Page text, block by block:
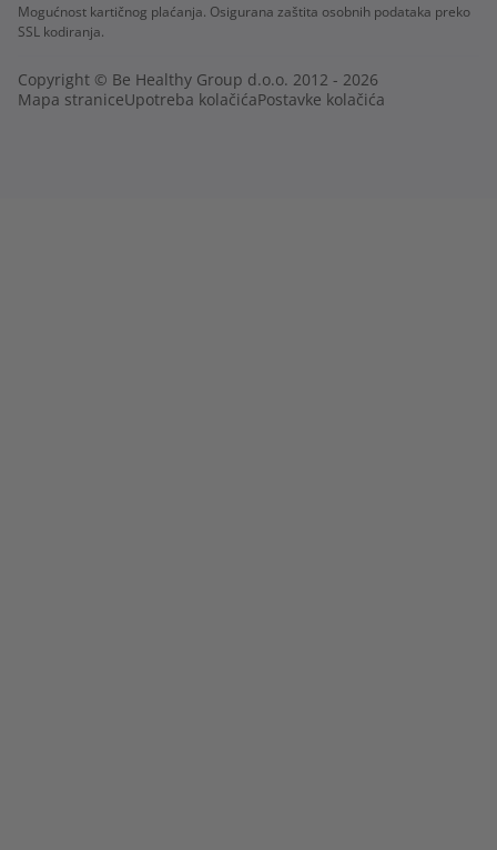
Mogućnost kartičnog plaćanja. Osigurana zaštita osobnih podataka preko
SSL kodiranja.
Copyright © Be Healthy Group d.o.o. 2012 - 2026
Mapa straniceUpotreba kolačićaPostavke kolačića